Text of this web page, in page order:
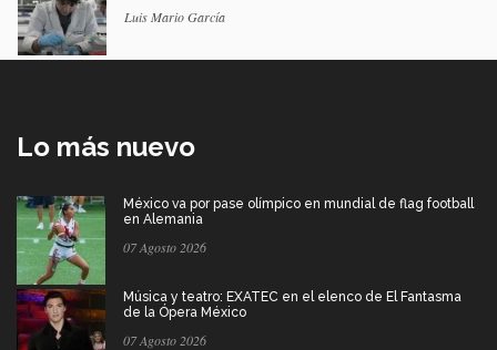
Luis Mario García
Lo más nuevo
México va por pase olímpico en mundial de flag football
en Alemania
07 Agosto 2026
Música y teatro: EXATEC en el elenco de El Fantasma
de la Ópera México
07 Agosto 2026